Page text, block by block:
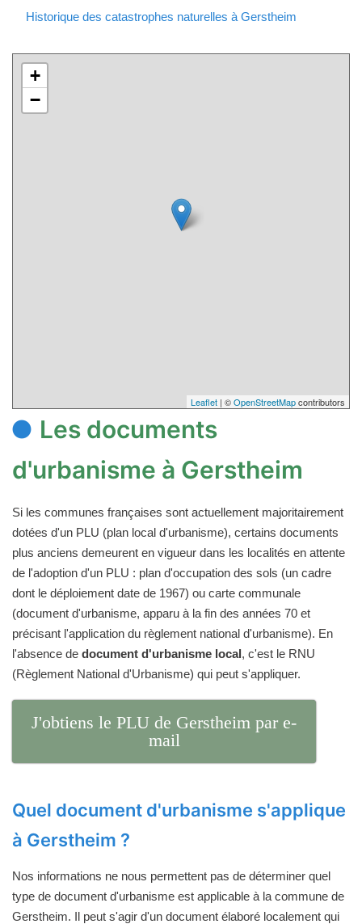
Historique des catastrophes naturelles à Gerstheim
+
−
Leaflet | ©OpenStreetMapcontributors
Les documents
d'urbanisme à Gerstheim
Si les communes françaises sont actuellement majoritairement
dotées d'un PLU (plan local d'urbanisme), certains documents
plus anciens demeurent en vigueur dans les localités en attente
de l'adoption d'un PLU : plan d'occupation des sols (un cadre
dont le déploiement date de 1967) ou carte communale
(document d'urbanisme, apparu à la fin des années 70 et
précisant l'application du règlement national d'urbanisme). En
l'absence de document d'urbanisme local, c'est le RNU
(Règlement National d'Urbanisme) qui peut s'appliquer.
J'obtiens le PLU de Gerstheim par e-
mail
Quel document d'urbanisme s'applique
à Gerstheim ?
Nos informations ne nous permettent pas de déterminer quel
type de document d'urbanisme est applicable à la commune de
Gerstheim. Il peut s'agir d'un document élaboré localement qui